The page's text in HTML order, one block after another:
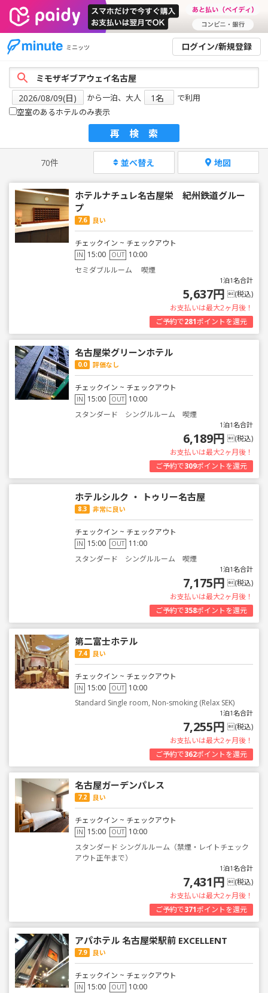
ミニッツ ログイン/新規登録
から一泊、大人
で利用
空室のあるホテルのみ表示
再検索
70件 並べ替え 地図
ホテルナチュレ名古屋栄 紀州鉄道グルー
プ
7.6 良い
チェックイン ~ チェックアウト
IN 15:00 OUT 10:00
セミダブルルーム 喫煙
1泊1名合計
5,637円 (税込)
お支払いは最大2ヶ月後！
ご予約で281ポイントを還元
名古屋栄グリーンホテル
0.0 評価なし
チェックイン ~ チェックアウト
IN 15:00 OUT 10:00
スタンダード シングルルーム 喫煙
1泊1名合計
6,189円 (税込)
お支払いは最大2ヶ月後！
ご予約で309ポイントを還元
ホテルシルク ・ トゥリー名古屋
8.3 非常に良い
チェックイン ~ チェックアウト
IN 15:00 OUT 11:00
スタンダード シングルルーム 喫煙
1泊1名合計
7,175円 (税込)
お支払いは最大2ヶ月後！
ご予約で358ポイントを還元
第二富士ホテル
7.4 良い
チェックイン ~ チェックアウト
IN 15:00 OUT 10:00
Standard Single room, Non-smoking (Relax SEK)
1泊1名合計
7,255円 (税込)
お支払いは最大2ヶ月後！
ご予約で362ポイントを還元
名古屋ガーデンパレス
7.2 良い
チェックイン ~ チェックアウト
IN 15:00 OUT 10:00
スタンダード シングルルーム（禁煙・レイトチェック
アウト正午まで）
1泊1名合計
7,431円 (税込)
お支払いは最大2ヶ月後！
ご予約で371ポイントを還元
アパホテル 名古屋栄駅前 EXCELLENT
7.9 良い
チェックイン ~ チェックアウト
IN 15:00 OUT 10:00